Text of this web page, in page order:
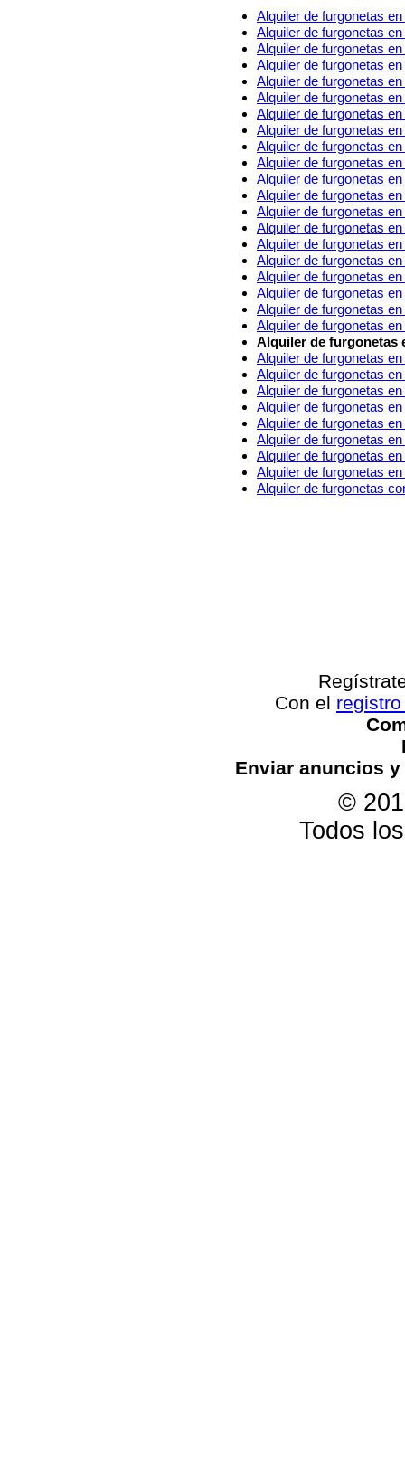
Alquiler de furgonetas
Alquiler de furgonetas
Alquiler de furgonetas
Alquiler de furgonetas
Alquiler de furgonetas
Alquiler de furgonetas
Alquiler de furgonetas
Alquiler de furgonetas
Alquiler de furgonetas
Alquiler de furgonetas
Alquiler de furgonetas
Alquiler de furgonetas
Alquiler de furgonetas
Alquiler de furgonetas
Alquiler de furgonetas
Alquiler de furgonetas
Alquiler de furgonetas
Alquiler de furgonetas
Alquiler de furgonetas
Alquiler de furgonetas
Alquiler de furgonetas
Alquiler de furgonetas
Alquiler de furgonetas
Alquiler de furgonetas
Alquiler de furgonetas
Alquiler de furgonetas
Alquiler de furgonetas
Alquiler de furgonetas
Alquiler de furgonetas
Alquiler de furgonetas
Con el
Enviar anuncios
©
Todos